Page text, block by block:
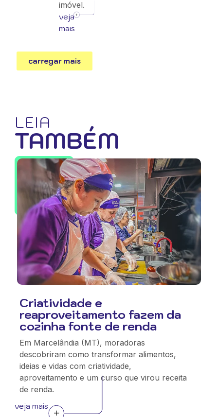
imóvel.
veja
mais
carregar mais
LEIA
TAMBÉM
Criatividade e
reaproveitamento fazem da
cozinha fonte de renda
Em Marcelândia (MT), moradoras
descobriram como transformar alimentos,
ideias e vidas com criatividade,
aproveitamento e um curso que virou receita
de renda.
veja mais